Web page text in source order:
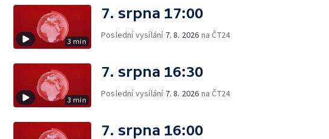
3 min
7. srpna 17:00
Poslední vysílání 7. 8. 2026 na ČT24
3 min
7. srpna 16:30
Poslední vysílání 7. 8. 2026 na ČT24
7. srpna 16:00